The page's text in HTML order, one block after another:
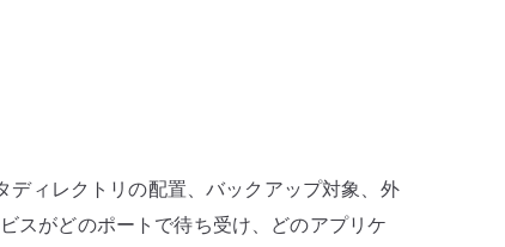
ディレクトリの配置、バックアップ対象、外
スがどのポートで待ち受け、どのアプリケ